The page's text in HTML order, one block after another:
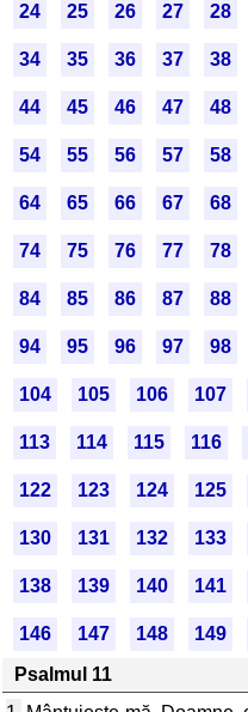
24 25 26 27 28
34 35 36 37 38
44 45 46 47 48
54 55 56 57 58
64 65 66 67 68
74 75 76 77 78
84 85 86 87 88
94 95 96 97 98
104 105 106 107
113 114 115 116
122 123 124 125
130 131 132 133
138 139 140 141
146 147 148 149
Psalmul 11